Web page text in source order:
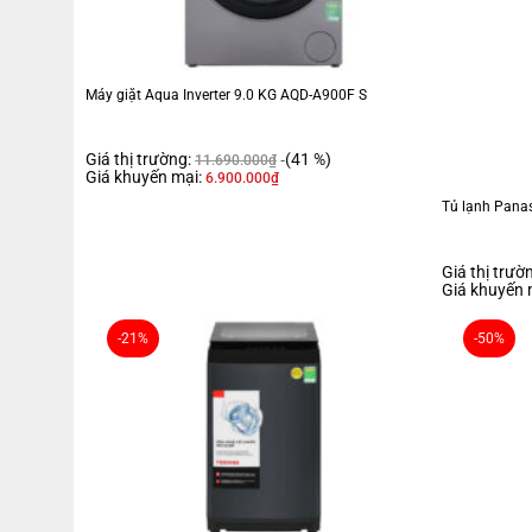
Máy giặt Aqua Inverter 9.0 KG AQD-A900F S
Giá thị trường: 11.690.000₫ (41 %)
Giá khuyến mại: 6.900.000₫
Tủ lạnh
Giá thị
Giá khuyến
-21% -50%